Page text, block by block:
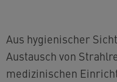
Aus hygienischer
Austausch von
medizinischen